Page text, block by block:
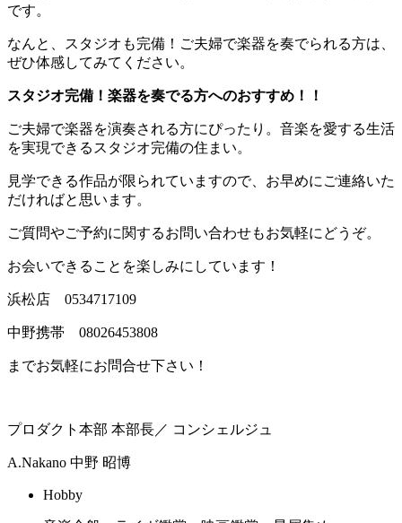
です。
なんと、スタジオも完備！ご夫婦で楽器を奏でられる方は、
ぜひ体感してみてください。
スタジオ完備！楽器を奏でる方へのおすすめ！！
ご夫婦で楽器を演奏される方にぴったり。音楽を愛する生活
を実現できるスタジオ完備の住まい。
見学できる作品が限られていますので、お早めにご連絡いた
だければと思います。
ご質問やご予約に関するお問い合わせもお気軽にどうぞ。
お会いできることを楽しみにしています！
浜松店 0534717109
中野携帯 08026453808
までお気軽にお問合せ下さい！
プロダクト本部 本部長／ コンシェルジュ
A.Nakano 中野 昭博
Hobby